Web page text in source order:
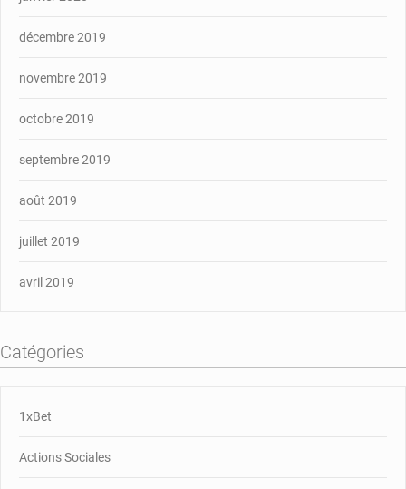
décembre 2019
novembre 2019
octobre 2019
septembre 2019
août 2019
juillet 2019
avril 2019
Catégories
1xBet
Actions Sociales